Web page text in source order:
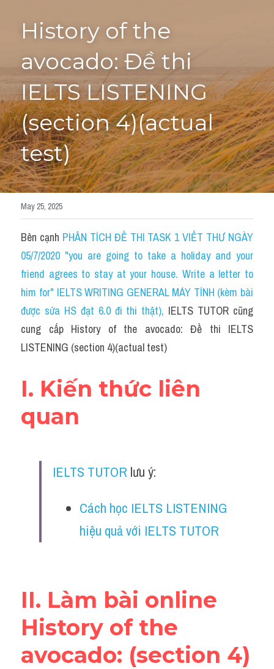
Tourism and Travelling
Section 3
Section 4
Section 1
Social issues
Section 2
Map
Transcript
Cam
Series luyện nghe Tiếng Anh cùng IELTS T
Health and Medicine
Technology
Advice
Listening
Speaking
Đề thi thật IELTS
HỌC THỬ
History of the
avocado: Đề thi
IELTS LISTENING
(section 4)(actual
test)
May 25, 2025
Bên cạnh PHÂN TÍCH ĐỀ THI TASK 1 VIẾT THƯ NGÀY
05/7/2020 "you are going to take a holiday and your
friend agrees to stay at your house. Write a letter to
him for" IELTS WRITING GENERAL MÁY TÍNH (kèm bài
được sửa HS đạt 6.0 đi thi thật), IELTS TUTOR cũng
cung cấp History of the avocado: Đề thi IELTS
LISTENING (section 4)(actual test)
I. Kiến thức liên
quan
IELTS TUTOR lưu ý:
Cách học IELTS LISTENING
hiệu quả với IELTS TUTOR
II. Làm bài online
History of the
avocado: (section 4)